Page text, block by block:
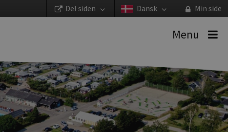
Min side
Dansk
Del siden
Menu